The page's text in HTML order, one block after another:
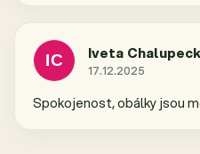
IC Iveta
Hodnocení
17.12.2025
Spokojenost, obálky jsou